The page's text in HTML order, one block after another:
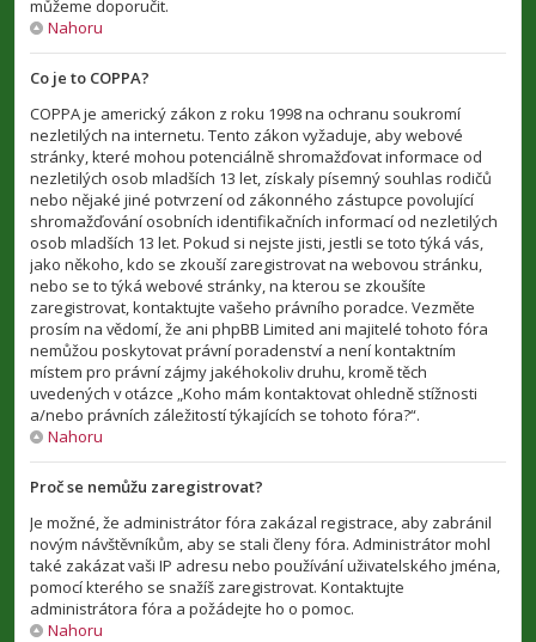
můžeme doporučit.
Nahoru
Co je to COPPA?
COPPA je americký zákon z roku 1998 na ochranu soukromí
nezletilých na internetu. Tento zákon vyžaduje, aby webové
stránky, které mohou potenciálně shromažďovat informace od
nezletilých osob mladších 13 let, získaly písemný souhlas rodičů
nebo nějaké jiné potvrzení od zákonného zástupce povolující
shromažďování osobních identifikačních informací od nezletilých
osob mladších 13 let. Pokud si nejste jisti, jestli se toto týká vás,
jako někoho, kdo se zkouší zaregistrovat na webovou stránku,
nebo se to týká webové stránky, na kterou se zkoušíte
zaregistrovat, kontaktujte vašeho právního poradce. Vezměte
prosím na vědomí, že ani phpBB Limited ani majitelé tohoto fóra
nemůžou poskytovat právní poradenství a není kontaktním
místem pro právní zájmy jakéhokoliv druhu, kromě těch
uvedených v otázce „Koho mám kontaktovat ohledně stížnosti
a/nebo právních záležitostí týkajících se tohoto fóra?“.
Nahoru
Proč se nemůžu zaregistrovat?
Je možné, že administrátor fóra zakázal registrace, aby zabránil
novým návštěvníkům, aby se stali členy fóra. Administrátor mohl
také zakázat vaši IP adresu nebo používání uživatelského jména,
pomocí kterého se snažíš zaregistrovat. Kontaktujte
administrátora fóra a požádejte ho o pomoc.
Nahoru